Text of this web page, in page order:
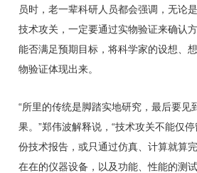
员时，老一辈科研人员都会强调，无论
技术攻关，一定要通过实物验证来确认
能否满足预期目标，将科学家的设想、
物验证体现出来。
“所里的传统是脚踏实地研究，最后要见
果。”郑伟波解释说，“技术攻关不能仅
份技术报告，或只通过仿真、计算就算
在在的仪器设备，以及功能、性能的测